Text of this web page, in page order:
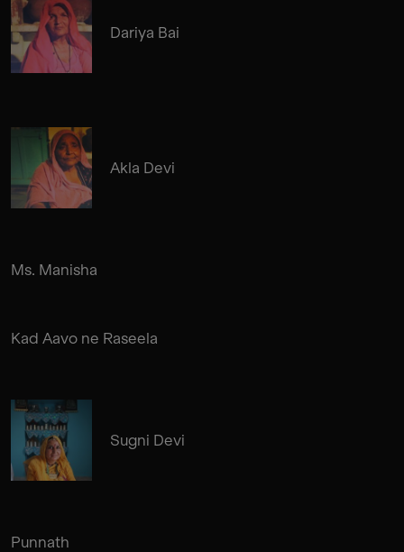
Dariya Bai
Akla Devi
Ms. Manisha
Kad Aavo ne Raseela
Sugni Devi
Punnath